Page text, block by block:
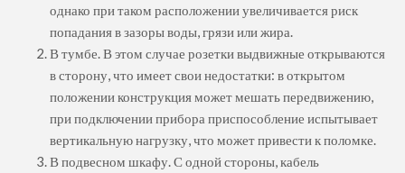
однако при таком расположении увеличивается риск
попадания в зазоры воды, грязи или жира.
В тумбе. В этом случае розетки выдвижные открываются
в сторону, что имеет свои недостатки: в открытом
положении конструкция может мешать передвижению,
при подключении прибора приспособление испытывает
вертикальную нагрузку, что может привести к поломке.
В подвесном шкафу. С одной стороны, кабель